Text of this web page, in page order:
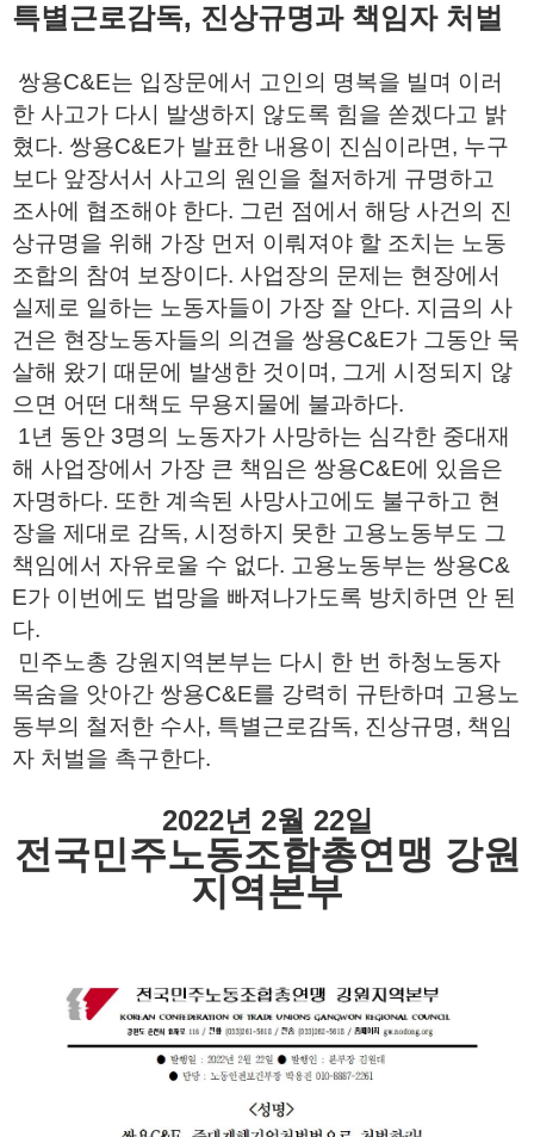
특별근로감독, 진상규명과 책임자 처벌
쌍용C&E는 입장문에서 고인의 명복을 빌며 이러
한 사고가 다시 발생하지 않도록 힘을 쏟겠다고 밝
혔다. 쌍용C&E가 발표한 내용이 진심이라면, 누구
보다 앞장서서 사고의 원인을 철저하게 규명하고
조사에 협조해야 한다. 그런 점에서 해당 사건의 진
상규명을 위해 가장 먼저 이뤄져야 할 조치는 노동
조합의 참여 보장이다. 사업장의 문제는 현장에서
실제로 일하는 노동자들이 가장 잘 안다. 지금의 사
건은 현장노동자들의 의견을 쌍용C&E가 그동안 묵
살해 왔기 때문에 발생한 것이며, 그게 시정되지 않
으면 어떤 대책도 무용지물에 불과하다.
1년 동안 3명의 노동자가 사망하는 심각한 중대재
해 사업장에서 가장 큰 책임은 쌍용C&E에 있음은
자명하다. 또한 계속된 사망사고에도 불구하고 현
장을 제대로 감독, 시정하지 못한 고용노동부도 그
책임에서 자유로울 수 없다. 고용노동부는 쌍용C&
E가 이번에도 법망을 빠져나가도록 방치하면 안 된
다.
민주노총 강원지역본부는 다시 한 번 하청노동자
목숨을 앗아간 쌍용C&E를 강력히 규탄하며 고용노
동부의 철저한 수사, 특별근로감독, 진상규명, 책임
자 처벌을 촉구한다.
2022년 2월 22일
전국민주노동조합총연맹 강원
지역본부